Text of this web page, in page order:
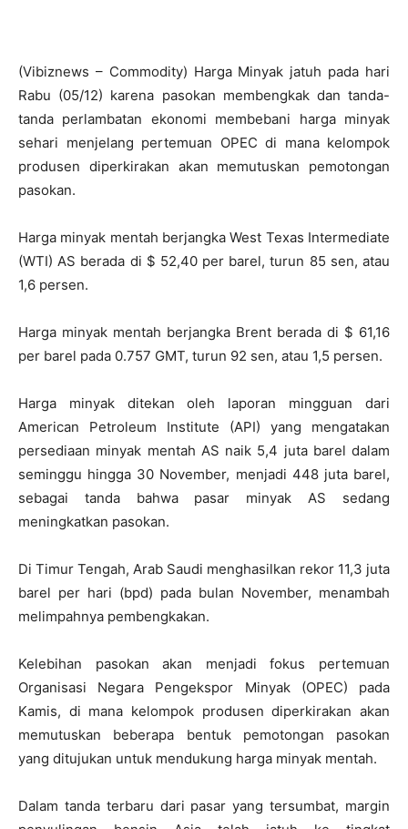
(Vibiznews – Commodity) Harga Minyak jatuh pada hari
Rabu (05/12) karena pasokan membengkak dan tanda-
tanda perlambatan ekonomi membebani harga minyak
sehari menjelang pertemuan OPEC di mana kelompok
produsen diperkirakan akan memutuskan pemotongan
pasokan.
Harga minyak mentah berjangka West Texas Intermediate
(WTI) AS berada di $ 52,40 per barel, turun 85 sen, atau
1,6 persen.
Harga minyak mentah berjangka Brent berada di $ 61,16
per barel pada 0.757 GMT, turun 92 sen, atau 1,5 persen.
Harga minyak ditekan oleh laporan mingguan dari
American Petroleum Institute (API) yang mengatakan
persediaan minyak mentah AS naik 5,4 juta barel dalam
seminggu hingga 30 November, menjadi 448 juta barel,
sebagai tanda bahwa pasar minyak AS sedang
meningkatkan pasokan.
Di Timur Tengah, Arab Saudi menghasilkan rekor 11,3 juta
barel per hari (bpd) pada bulan November, menambah
melimpahnya pembengkakan.
Kelebihan pasokan akan menjadi fokus pertemuan
Organisasi Negara Pengekspor Minyak (OPEC) pada
Kamis, di mana kelompok produsen diperkirakan akan
memutuskan beberapa bentuk pemotongan pasokan
yang ditujukan untuk mendukung harga minyak mentah.
Dalam tanda terbaru dari pasar yang tersumbat, margin